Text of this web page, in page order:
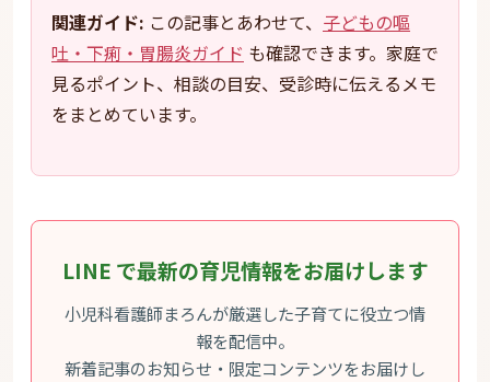
関連ガイド: この記事とあわせて、 子どもの嘔
吐・下痢・胃腸炎ガイド も確認できます。家庭で
見るポイント、相談の目安、受診時に伝えるメモ
をまとめています。
LINE で最新の育児情報をお届けします
小児科看護師まろんが厳選した子育てに役立つ情
報を配信中。
新着記事のお知らせ・限定コンテンツをお届けし